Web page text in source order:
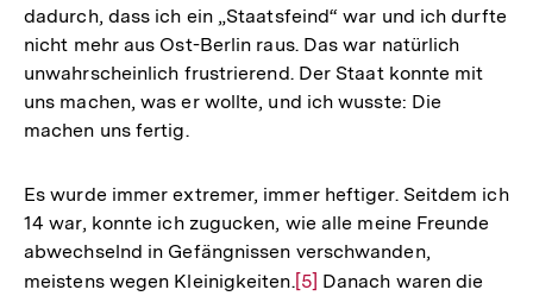
Auflösung
der
Fußnote
dadurch, dass ich ein „Staatsfeind“ war und ich durfte
nicht mehr aus Ost-Berlin raus. Das war natürlich
unwahrscheinlich frustrierend. Der Staat konnte mit
uns machen, was er wollte, und ich wusste: Die
machen uns fertig.
Es wurde immer extremer, immer heftiger. Seitdem ich
14 war, konnte ich zugucken, wie alle meine Freunde
abwechselnd in Gefängnissen verschwanden,
meistens wegen Kleinigkeiten.Zur
[5] Danach waren die